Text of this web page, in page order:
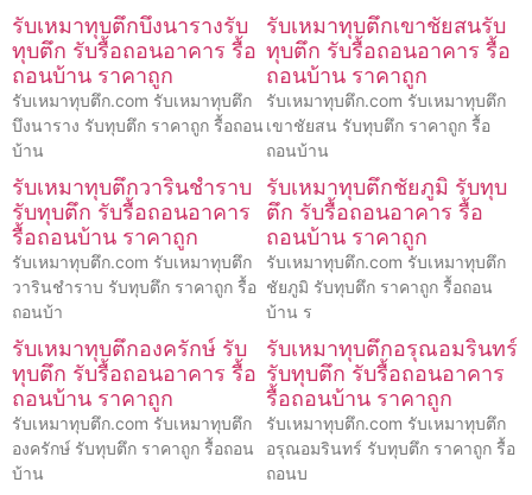
รับเหมาทุบตึกบึงนารางรับ
ทุบตึก รับรื้อถอนอาคาร รื้อ
ถอนบ้าน ราคาถูก
รับเหมาทุบตึก.com รับเหมาทุบตึก
บึงนาราง รับทุบตึก ราคาถูก รื้อถอน
บ้าน
รับเหมาทุบตึกเขาชัยสนรับ
ทุบตึก รับรื้อถอนอาคาร รื้อ
ถอนบ้าน ราคาถูก
รับเหมาทุบตึก.com รับเหมาทุบตึก
เขาชัยสน รับทุบตึก ราคาถูก รื้อ
ถอนบ้าน
รับเหมาทุบตึกวารินชำราบ
รับทุบตึก รับรื้อถอนอาคาร
รื้อถอนบ้าน ราคาถูก
รับเหมาทุบตึก.com รับเหมาทุบตึก
วารินชำราบ รับทุบตึก ราคาถูก รื้อ
ถอนบ้า
รับเหมาทุบตึกชัยภูมิ รับทุบ
ตึก รับรื้อถอนอาคาร รื้อ
ถอนบ้าน ราคาถูก
รับเหมาทุบตึก.com รับเหมาทุบตึก
ชัยภูมิ รับทุบตึก ราคาถูก รื้อถอน
บ้าน ร
รับเหมาทุบตึกองครักษ์ รับ
ทุบตึก รับรื้อถอนอาคาร รื้อ
ถอนบ้าน ราคาถูก
รับเหมาทุบตึก.com รับเหมาทุบตึก
องครักษ์ รับทุบตึก ราคาถูก รื้อถอน
บ้าน
รับเหมาทุบตึกอรุณอมรินทร์
รับทุบตึก รับรื้อถอนอาคาร
รื้อถอนบ้าน ราคาถูก
รับเหมาทุบตึก.com รับเหมาทุบตึก
อรุณอมรินทร์ รับทุบตึก ราคาถูก รื้อ
ถอนบ